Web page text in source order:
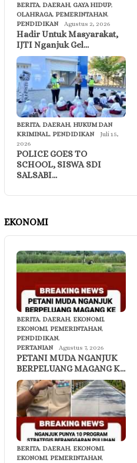
BERITA, DAERAH, GAYA HIDUP,
OLAHRAGA, PEMERINTAHAN,
PENDIDIKAN
Agustus 2, 2026
Hadir Untuk Masyarakat,
IJTI Nganjuk Gel…
BERITA, DAERAH, HUKUM DAN
KRIMINAL, PENDIDIKAN
Juli 15,
2026
POLICE GOES TO
SCHOOL, SISWA SDI
SALSABI…
EKONOMI
BERITA, DAERAH, EKONOMI,
EKONOMI, PEMERINTAHAN,
PENDIDIKAN,
PERTANIAN
Agustus 7, 2026
PETANI MUDA NGANJUK
BERPELUANG MAGANG K…
BERITA, DAERAH, EKONOMI,
EKONOMI, PEMERINTAHAN,